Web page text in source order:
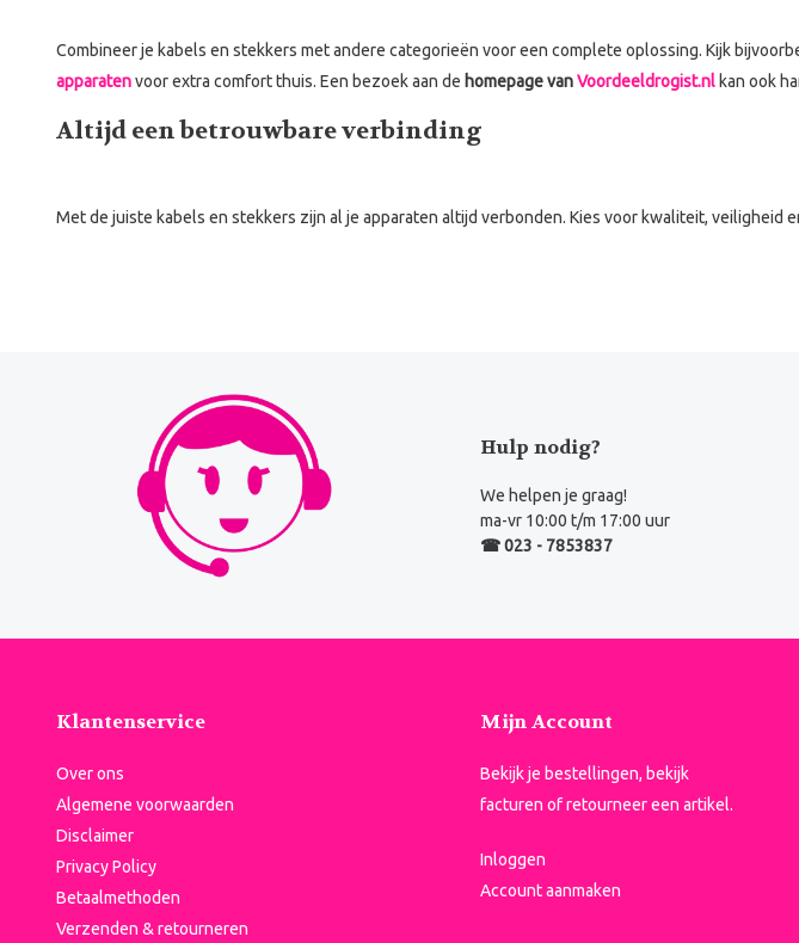
Combineer je kabels en stekkers met andere categorieën voor een complete oplossing. Kijk
apparatenvoor extra comfort thuis. Een bezoek aan de homepage vanVoordeeldrogist.nl kan ook
Altijd een betrouwbare verbinding
Met de juiste kabels en stekkers zijn al je apparaten altijd verbonden. Kies voor kwaliteit,
Hulp nodig?
We helpen je graag!
ma-vr 10:00 t/m 17:00 uur
☎ 023 - 7853837
Klantenservice
Over ons
Algemene voorwaarden
Disclaimer
Privacy Policy
Betaalmethoden
Verzenden & retourneren
Mijn Account
Bekijk je bestellingen, bekijk
facturen of retourneer een artikel.
Inloggen
Account aanmaken